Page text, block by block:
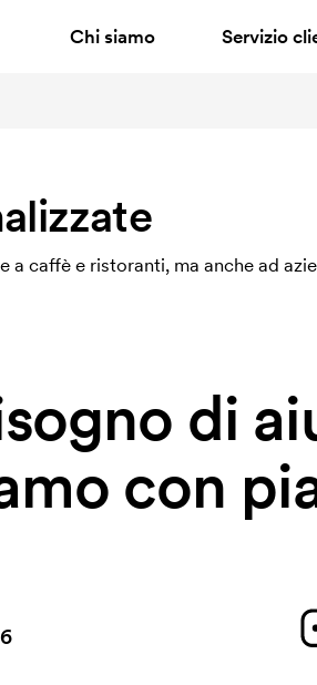
Chi siamo Servizio
caffè e ristoranti, ma anche ad
di
con